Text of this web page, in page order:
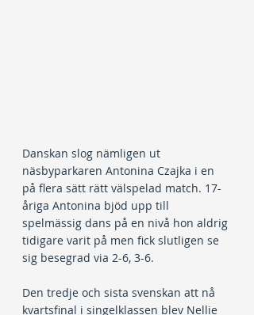
Danskan slog nämligen ut
näsbyparkaren Antonina Czajka i en
på flera sätt rätt välspelad match. 17-
åriga Antonina bjöd upp till
spelmässig dans på en nivå hon aldrig
tidigare varit på men fick slutligen se
sig besegrad via 2-6, 3-6.
Den tredje och sista svenskan att nå
kvartsfinal i singelklassen blev Nellie